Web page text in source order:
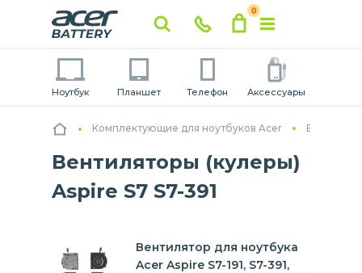
0
Ноутбук Планшет Телефон Аксессуары
Комплектующие для ноутбуков Acer
Вентиляторы (кулеры)
Aspire S7 S7-391
Вентилятор для ноутбука
Acer Aspire S7-191, S7-391,